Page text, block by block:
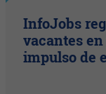
InfoJobs
vacantes
impulso de